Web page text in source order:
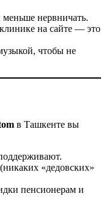
нервничать.
на сайте — это
чтобы не
в Ташкенте вы
«дедовских»
пенсионерам и